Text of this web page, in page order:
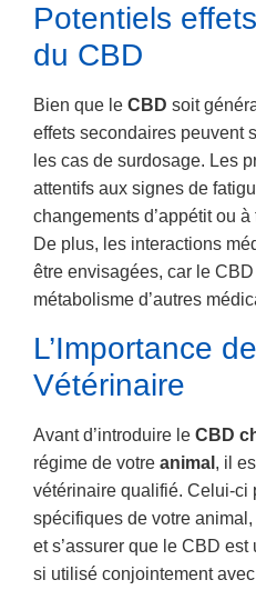
Potentiels
du CBD
Bien que le CBD soit
effets secondaires peuvent
les cas de surdosage. Les
attentifs aux signes de
changements d’appétit ou
De plus, les interactions
être envisagées, car le
métabolisme d’autres
L’Importance
Vétérinaire
Avant d’introduire le CBD
régime de votre animal , il
vétérinaire qualifié. Celui-ci
spécifiques de votre
et s’assurer que le CBD
si utilisé conjointement